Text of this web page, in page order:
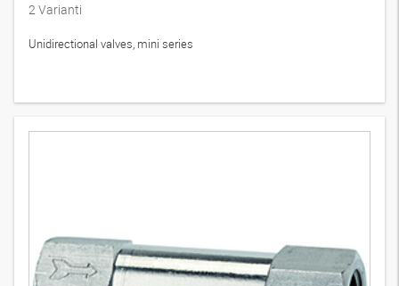
2Varianti
Unidirectional valves, mini series